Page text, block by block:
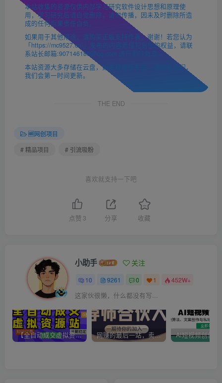
本站收集的资源仅供内部学习研究软件设计思想和原理使
用，学习研究后请自觉删除，请勿传播，因未及时删除所造
成的任何后果责任自负。
如果用于其他用途，请购买正版支持作者，谢谢！若您认为
「https://mc9527.cn/」发布的内容若侵犯到您的权益，请联
系站长邮箱:907146180@qq.com 进行删除处理。
本站资源大多存储在云盘，如发现链接失效，请联系我们，
我们会第一时间更新。
THE END
🆓网创项目
# 精品项目
# 引流吸粉
喜欢就支持一下吧
点赞 3 分享 收藏
小助手 关注
10 9261 0 1 452W+
这家伙很懒，什么都没有写...
【全自动成交虚拟资源站】站长唯一陪跑项目！月入10W+~长期稳定~ 网赚的最后一站，卖项目！做网赚顶级猎食者~